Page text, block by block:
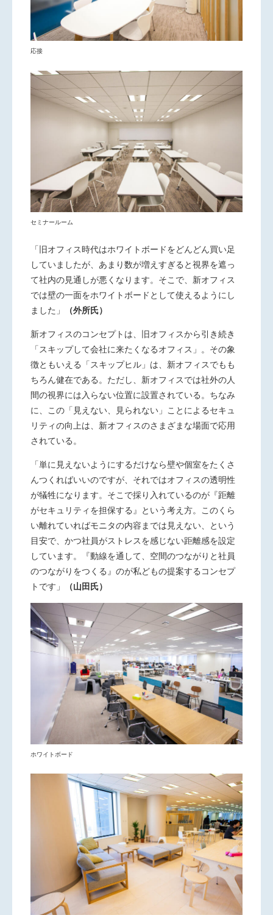
応接
セミナールーム
「旧オフィス時代はホワイトボードをどんどん買い足
していましたが、あまり数が増えすぎると視界を遮っ
て社内の見通しが悪くなります。そこで、新オフィス
では壁の一面をホワイトボードとして使えるようにし
ました」
（外所氏）
新オフィスのコンセプトは、旧オフィスから引き続き
「スキップして会社に来たくなるオフィス」。その象
徴ともいえる「スキップヒル」は、新オフィスでもも
ちろん健在である。ただし、新オフィスでは社外の人
間の視界には入らない位置に設置されている。ちなみ
に、この「見えない、見られない」ことによるセキュ
リティの向上は、新オフィスのさまざまな場面で応用
されている。
「単に見えないようにするだけなら壁や個室をたくさ
んつくればいいのですが、それではオフィスの透明性
が犠牲になります。そこで採り入れているのが『距離
がセキュリティを担保する』という考え方。このくら
い離れていればモニタの内容までは見えない、という
目安で、かつ社員がストレスを感じない距離感を設定
しています。『動線を通して、空間のつながりと社員
のつながりをつくる』のが私どもの提案するコンセプ
トです」
（山田氏）
ホワイトボード